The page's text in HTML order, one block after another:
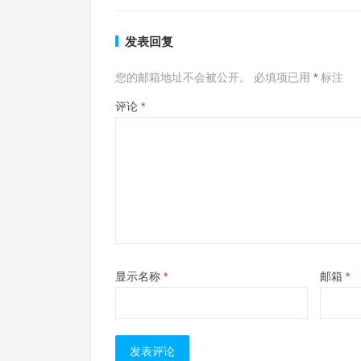
发表回复
您的邮箱地址不会被公开。 必填项已用 * 标注
评论 *
显示名称 * 邮箱 *